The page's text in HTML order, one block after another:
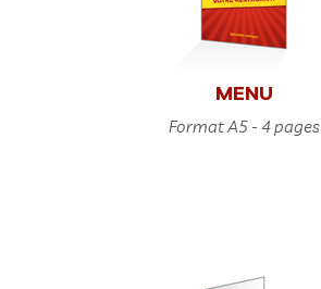
MENU
Format A5 - 4 pages